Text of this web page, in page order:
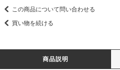
この商品について問い合わせる
買い物を続ける
商品説明